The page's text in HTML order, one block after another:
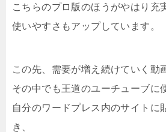
こちらのプロ版のほうがやはり充
使いやすさもアップしています。
この先、需要が増え続けていく動
その中でも王道のユーチューブに
自分のワードプレス内のサイトに
き、